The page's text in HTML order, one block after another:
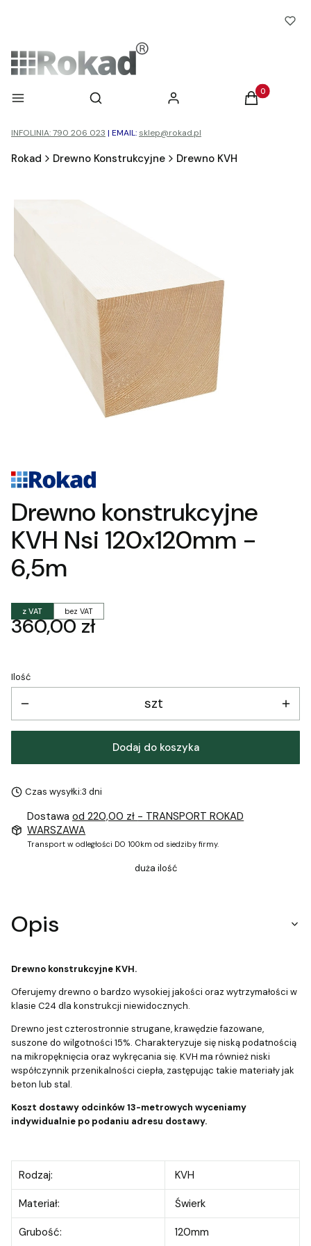
Menu Otwórz wyszukiwarkę
Szukaj Zaloguj się Produkty w
Koszyk
INFOLINIA: 790 206 023 | EMAIL: sklep@rokad.pl
Rokad Drewno Konstrukcyjne Drewno KVH
Drewno konstrukcyjne
KVH Nsi 120x120mm -
6,5m
z VAT bez VAT
Cena
360,00 zł
Ilość
szt
Dodaj do koszyka
Czas wysyłki:3 dni
Dostawaod 220,00 zł - TRANSPORT ROKAD
WARSZAWA
Transport w odległości DO 100km od siedziby firmy.
duża ilość
Opis
Drewno konstrukcyjne KVH.
Oferujemy drewno o bardzo wysokiej jakości oraz wytrzymałości w
klasie C24 dla konstrukcji niewidocznych.
Drewno jest czterostronnie strugane, krawędzie fazowane,
suszone do wilgotności 15%. Charakteryzuje się niską podatnością
na mikropęknięcia oraz wykręcania się. KVH ma również niski
współczynnik przenikalności ciepła, zastępując takie materiały jak
beton lub stal.
Koszt dostawy odcinków 13-metrowych wyceniamy
indywidualnie po podaniu adresu dostawy.
Rodzaj: KVH
Materiał: Świerk
Grubość: 120mm